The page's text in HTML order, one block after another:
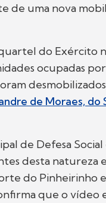
de uma nova
do Exército
ocupadas
de Moraes, do
de Defesa
desta natureza
do Pinheirinho
que o